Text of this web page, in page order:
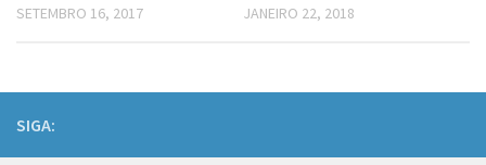
SETEMBRO 16, 2017 JANEIRO 22, 2018
SIGA: